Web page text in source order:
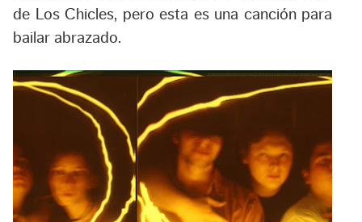
de Los Chicles, pero esta es una canción para
bailar abrazado.